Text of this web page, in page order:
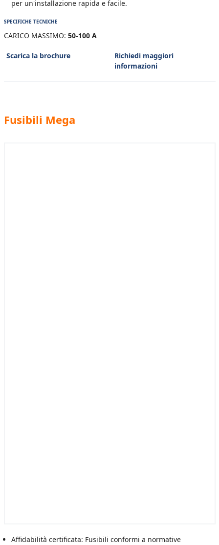
per un'installazione rapida e facile.
SPECIFICHE TECNICHE
CARICO MASSIMO: 50-100 A
Scarica la brochure
Richiedi maggiori
informazioni
Fusibili Mega
Affidabilità certificata: Fusibili conformi a normative